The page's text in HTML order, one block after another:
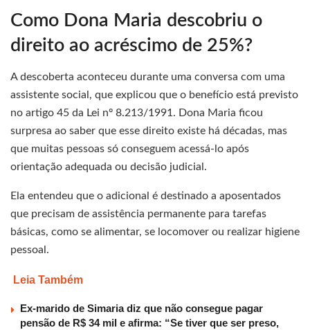
Como Dona Maria descobriu o
direito ao acréscimo de 25%?
A descoberta aconteceu durante uma conversa com uma
assistente social, que explicou que o benefício está previsto
no artigo 45 da Lei nº 8.213/1991. Dona Maria ficou
surpresa ao saber que esse direito existe há décadas, mas
que muitas pessoas só conseguem acessá-lo após
orientação adequada ou decisão judicial.
Ela entendeu que o adicional é destinado a aposentados
que precisam de assistência permanente para tarefas
básicas, como se alimentar, se locomover ou realizar higiene
pessoal.
Leia Também
Ex-marido de Simaria diz que não consegue pagar
pensão de R$ 34 mil e afirma: “Se tiver que ser preso,